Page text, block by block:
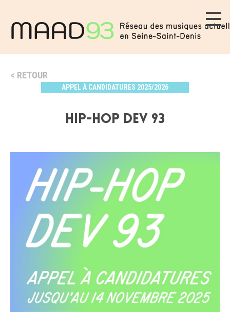
RETOUR
APPEL À CANDIDATURES 2025/2026
HIP-HOP DEV 93